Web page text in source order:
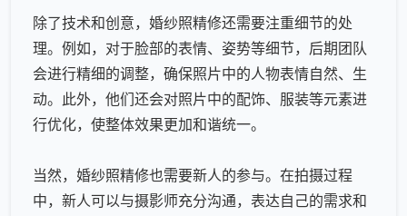
除了技术和创意， 婚纱照精修还需要注重细节的处
理。例如，对于脸部的表情、姿势等细节，后期团队
会进行精细的调整，确保照片中的人物表情自然、生
动。此外，他们还会对照片中的配饰、服装等元素进
行优化，使整体效果更加和谐统一。
当然， 婚纱照精修也需要新人的参与。在拍摄过程
中，新人可以与摄影师充分沟通，表达自己的需求和